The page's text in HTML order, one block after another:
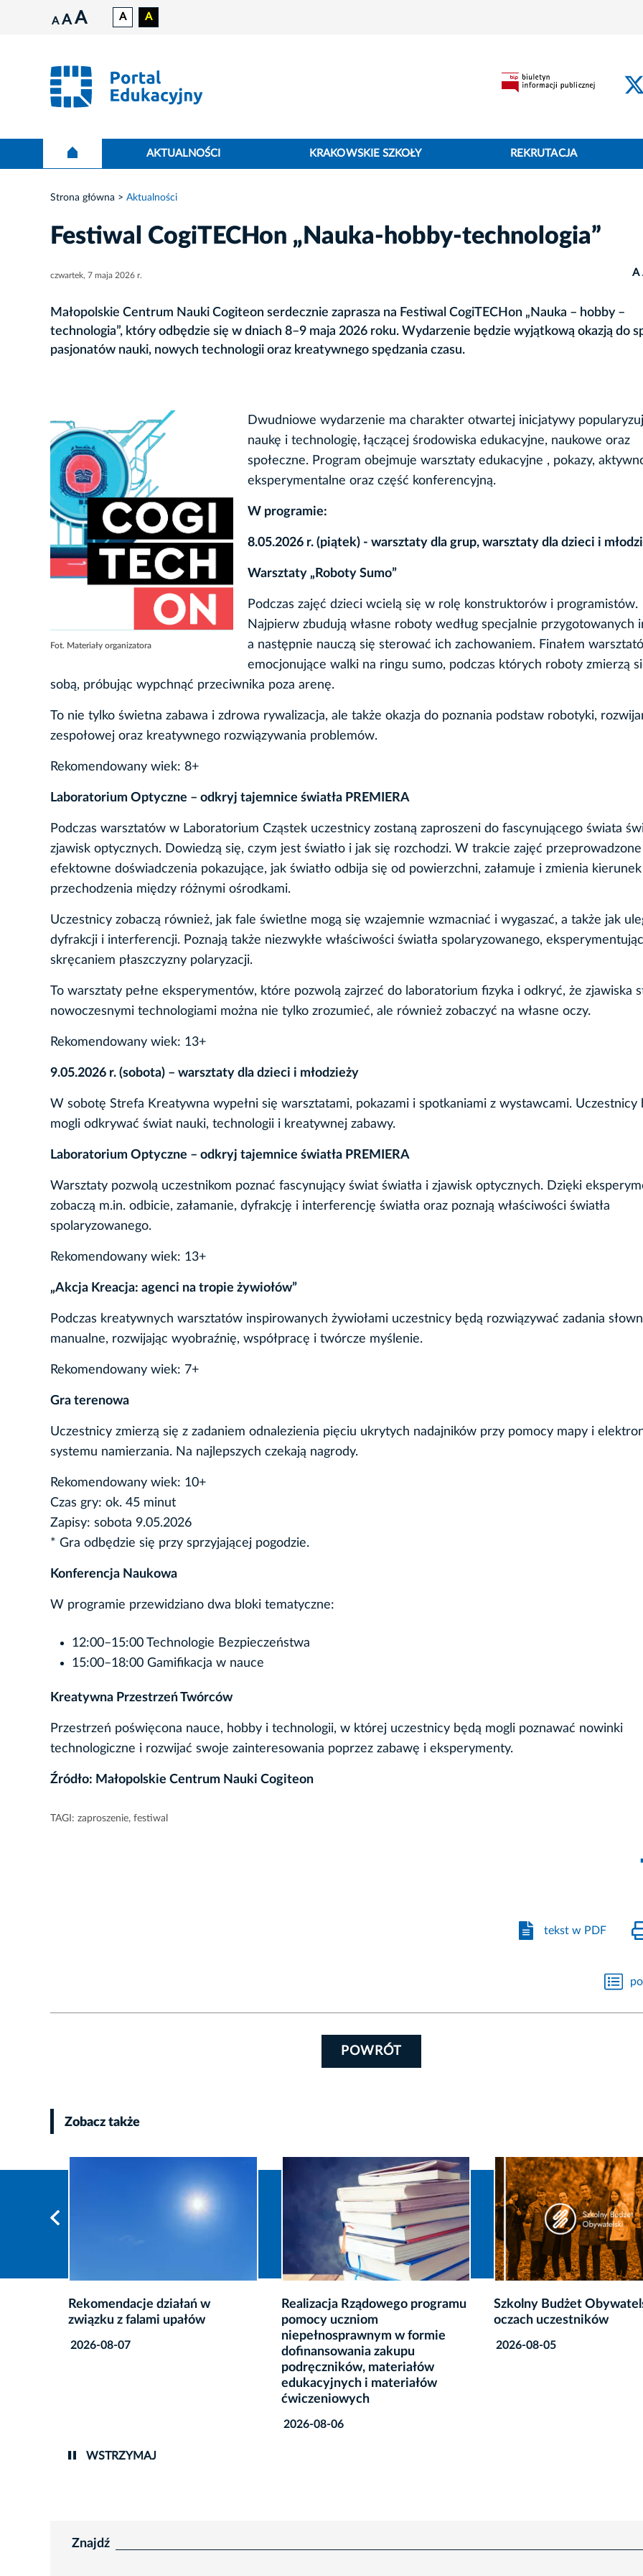
A A A A A
AKTUALNOŚCI KRAKOWSKIE SZKOŁY REKRUTACJA
Strona główna Aktualności
Festiwal CogiTECHon „Nauka-hobby-technologia”
czwartek, 7 maja 2026 r. A
Małopolskie Centrum Nauki Cogiteon serdecznie zaprasza na Festiwal CogiTECHon „Nauka – hobby –
technologia”, który odbędzie się w dniach 8–9 maja 2026 roku. Wydarzenie będzie wyjątkową okazją do
pasjonatów nauki, nowych technologii oraz kreatywnego spędzania czasu.
Fot. Materiały organizatora
Dwudniowe wydarzenie ma charakter otwartej inicjatywy
naukę i technologię, łączącej środowiska edukacyjne, naukowe oraz
społeczne. Program obejmuje warsztaty edukacyjne , pokazy,
eksperymentalne oraz część konferencyjną.
W programie:
8.05.2026 r. (piątek) - warsztaty dla grup, warsztaty dla dzieci i
Warsztaty „Roboty Sumo”
Podczas zajęć dzieci wcielą się w rolę konstruktorów i programistów.
Najpierw zbudują własne roboty według specjalnie przygotowanych
a następnie nauczą się sterować ich zachowaniem. Finałem
emocjonujące walki na ringu sumo, podczas których roboty zmierzą
sobą, próbując wypchnąć przeciwnika poza arenę.
To nie tylko świetna zabawa i zdrowa rywalizacja, ale także okazja do poznania podstaw robotyki,
zespołowej oraz kreatywnego rozwiązywania problemów.
Rekomendowany wiek: 8+
Laboratorium Optyczne – odkryj tajemnice światła PREMIERA
Podczas warsztatów w Laboratorium Cząstek uczestnicy zostaną zaproszeni do fascynującego świata
zjawisk optycznych. Dowiedzą się, czym jest światło i jak się rozchodzi. W trakcie zajęć przeprowadzone
efektowne doświadczenia pokazujące, jak światło odbija się od powierzchni, załamuje i zmienia
przechodzenia między różnymi ośrodkami.
Uczestnicy zobaczą również, jak fale świetlne mogą się wzajemnie wzmacniać i wygaszać, a także jak
dyfrakcji i interferencji. Poznają także niezwykłe właściwości światła spolaryzowanego,
skręcaniem płaszczyzny polaryzacji.
To warsztaty pełne eksperymentów, które pozwolą zajrzeć do laboratorium fizyka i odkryć, że zjawiska
nowoczesnymi technologiami można nie tylko zrozumieć, ale również zobaczyć na własne oczy.
Rekomendowany wiek: 13+
9.05.2026 r. (sobota) – warsztaty dla dzieci i młodzieży
W sobotę Strefa Kreatywna wypełni się warsztatami, pokazami i spotkaniami z wystawcami. Uczestnicy
mogli odkrywać świat nauki, technologii i kreatywnej zabawy.
Laboratorium Optyczne – odkryj tajemnice światła PREMIERA
Warsztaty pozwolą uczestnikom poznać fascynujący świat światła i zjawisk optycznych. Dzięki
zobaczą m.in. odbicie, załamanie, dyfrakcję i interferencję światła oraz poznają właściwości światła
spolaryzowanego.
Rekomendowany wiek: 13+
„Akcja Kreacja: agenci na tropie żywiołów”
Podczas kreatywnych warsztatów inspirowanych żywiołami uczestnicy będą rozwiązywać zadania
manualne, rozwijając wyobraźnię, współpracę i twórcze myślenie.
Rekomendowany wiek: 7+
Gra terenowa
Uczestnicy zmierzą się z zadaniem odnalezienia pięciu ukrytych nadajników przy pomocy mapy i
systemu namierzania. Na najlepszych czekają nagrody.
Rekomendowany wiek: 10+
Czas gry: ok. 45 minut
Zapisy: sobota 9.05.2026
* Gra odbędzie się przy sprzyjającej pogodzie.
Konferencja Naukowa
W programie przewidziano dwa bloki tematyczne:
12:00–15:00 Technologie Bezpieczeństwa
15:00–18:00 Gamifikacja w nauce
Kreatywna Przestrzeń Twórców
Przestrzeń poświęcona nauce, hobby i technologii, w której uczestnicy będą mogli poznawać nowinki
technologiczne i rozwijać swoje zainteresowania poprzez zabawę i eksperymenty.
Źródło: Małopolskie Centrum Nauki Cogiteon
TAGI: zaproszenie, festiwal
tekst w PDF
POWRÓT
Zobacz także
Realizacja Rządowego programu
pomocy uczniom
dofinansowania zakupu
Szkolny Budżet Obywatelski w
oczach uczestników
2026-08-05
„Kraków - oddam za
spotka się na żywo. 8
#SZUKAM #DZIAŁAM
WSTRZYMAJ
Znajdź